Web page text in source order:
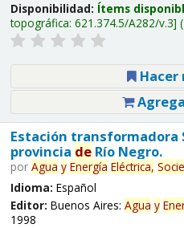
Disponibilidad: Ítems
topográfica: 621.374.5/A282/v.3
Hacer
Estación transformadora
provincia deRío Negro.
por Agua y Energía Eléctrica,
Idioma: Español
Editor: Buenos Aires: Agua y
1998